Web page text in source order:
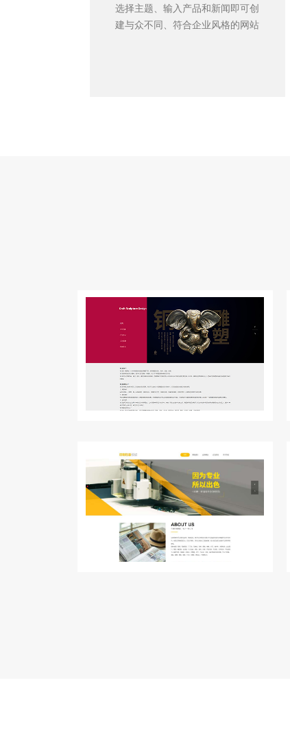
选择主题、输入产品和新闻即可创
建与众不同、符合企业风格的网站